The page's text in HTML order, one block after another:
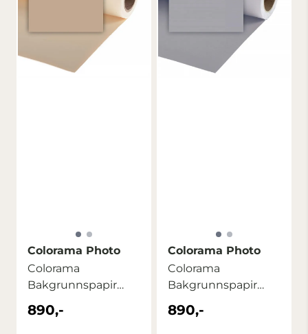
Colorama Photo
Colorama
Bakgrunnspapir
1,35m x 11m
Cappuccino
890,-
Colorama Photo
Colorama
Bakgrunnspapir
1,35m x 11m Storm
Grey
890,-